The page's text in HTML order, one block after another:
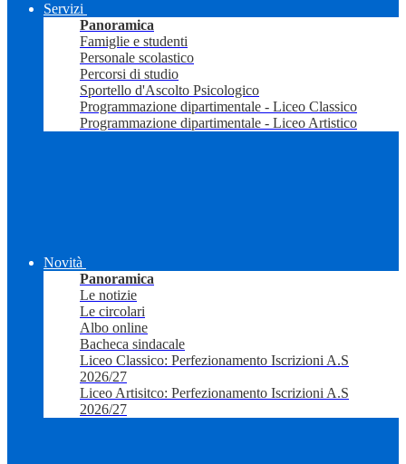
Servizi
Panoramica
Famiglie e studenti
Personale scolastico
Percorsi di studio
Sportello d'Ascolto Psicologico
Programmazione dipartimentale - Liceo Classico
Programmazione dipartimentale - Liceo Artistico
Novità
Panoramica
Le notizie
Le circolari
Albo online
Bacheca sindacale
Liceo Classico: Perfezionamento Iscrizioni A.S
2026/27
Liceo Artisitco: Perfezionamento Iscrizioni A.S
2026/27